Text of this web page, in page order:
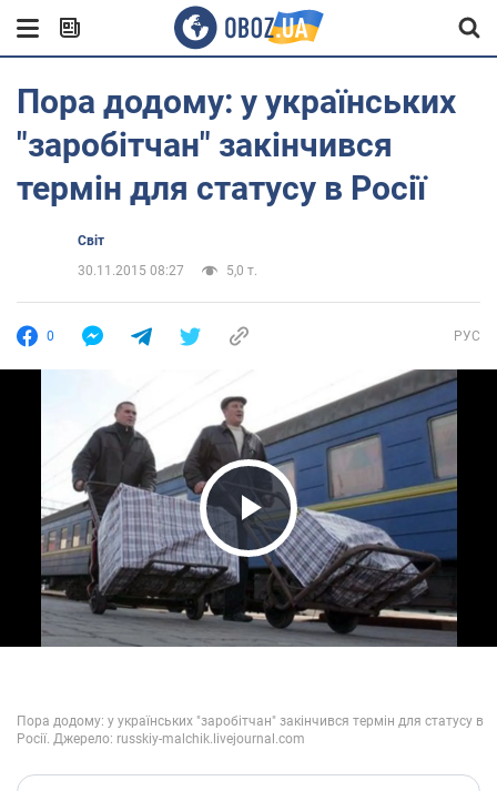
Пора додому: у українських
"заробітчан" закінчився
термін для статусу в Росії
Світ
30.11.2015 08:27
5,0 т.
0 РУС
Play Video